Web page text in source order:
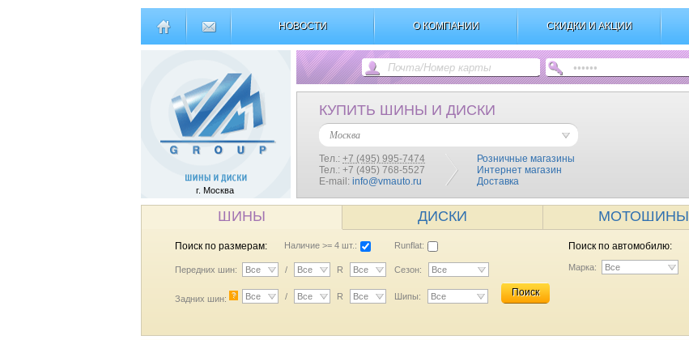
НОВОСТИ О КОМПАНИИ СКИДКИ И АКЦИИ
г. Москва
КУПИТЬ ШИНЫ И ДИСКИ
Москва
Тел.: +7 (495) 995-7474
Тел.: +7 (495) 768-5527
E-mail: info@vmauto.ru
Розничные магазины
Интернет магазин
Доставка
ШИНЫ ДИСКИ МОТОШИНЫ
Поиск по размерам: Наличие >= 4 шт.: Runflat:
Передних шин: Все / Все R Все Сезон: Все
Задних шин: ? Все / Все R Все Шипы: Все Поиск
Поиск по автомобилю:
Марка: Все